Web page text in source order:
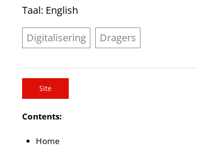
Taal: English
Digitalisering Dragers
Site
Contents:
Home